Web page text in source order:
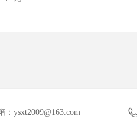
： ysxt2009@163.com